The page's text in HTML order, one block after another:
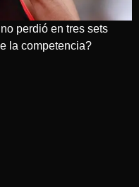
perdió en tres sets
la competencia?